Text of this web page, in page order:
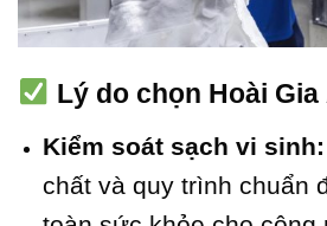
Lý do chọn Hoài Gia
Kiểm soát sạch vi sinh:
chất và quy trình chuẩn